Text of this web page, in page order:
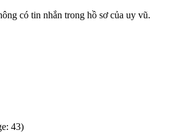
có tin nhắn trong hồ sơ của uy vũ.
43)